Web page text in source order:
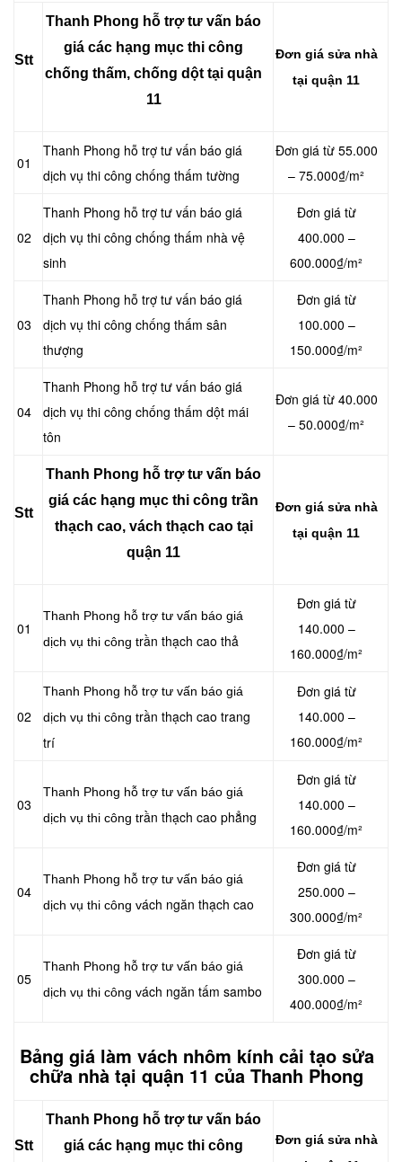
Stt
Thanh Phong hỗ trợ tư vấn báo
giá các hạng mục thi công
chống thấm, chống dột tại quận
11
Đơn giá sửa nhà
tại quận 11
01
Thanh Phong hỗ trợ tư vấn báo giá
dịch vụ thi công chống thấm tường
Đơn giá từ 55.000
– 75.000₫/m²
02
Thanh Phong hỗ trợ tư vấn báo giá
dịch vụ thi công chống thấm nhà vệ
sinh
Đơn giá từ
400.000 –
600.000₫/m²
03
Thanh Phong hỗ trợ tư vấn báo giá
dịch vụ thi công chống thấm sân
thượng
Đơn giá từ
100.000 –
150.000₫/m²
04
Thanh Phong hỗ trợ tư vấn báo giá
dịch vụ thi công chống thấm dột mái
tôn
Đơn giá từ 40.000
– 50.000₫/m²
Stt
Thanh Phong hỗ trợ tư vấn báo
giá các hạng mục thi công trần
thạch cao, vách thạch cao tại
quận 11
Đơn giá sửa nhà
tại quận 11
01
Thanh Phong hỗ trợ tư vấn báo giá
dịch vụ thi công trần thạch cao thả
Đơn giá từ
140.000 –
160.000₫/m²
02
Thanh Phong hỗ trợ tư vấn báo giá
dịch vụ thi công trần thạch cao trang
trí
Đơn giá từ
140.000 –
160.000₫/m²
03
Thanh Phong hỗ trợ tư vấn báo giá
dịch vụ thi công trần thạch cao phẳng
Đơn giá từ
140.000 –
160.000₫/m²
04
Thanh Phong hỗ trợ tư vấn báo giá
dịch vụ thi công vách ngăn thạch cao
Đơn giá từ
250.000 –
300.000₫/m²
05
Thanh Phong hỗ trợ tư vấn báo giá
dịch vụ thi công vách ngăn tấm sambo
Đơn giá từ
300.000 –
400.000₫/m²
Bảng giá làm vách nhôm kính cải tạo sửa
chữa nhà tại quận 11 của Thanh Phong
Stt
Thanh Phong hỗ trợ tư vấn báo
giá các hạng mục thi công
Đơn giá sửa nhà